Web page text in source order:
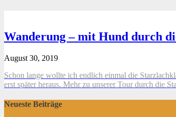
Wanderung – mit Hund durch
August 30, 2019
Schon lange wollte ich endlich einmal die
erst später heraus. Mehr zu unserer Tour durch die
Neueste Beiträge